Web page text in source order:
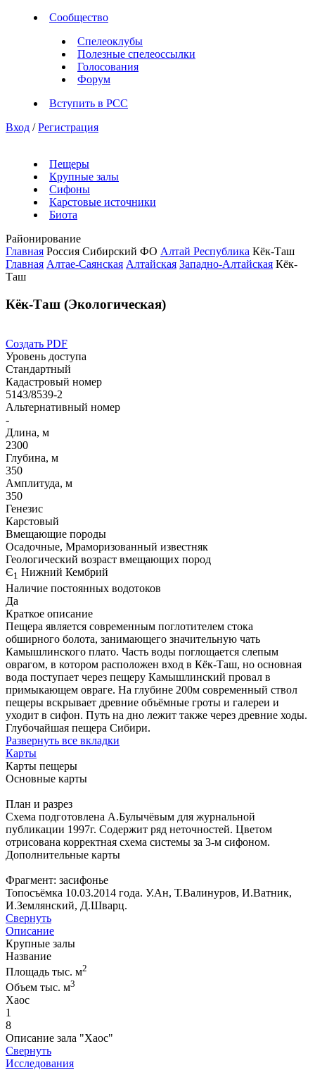
Сообщество
Спелеоклубы
Полезные спелеоссылки
Голосования
Форум
Вступить в РСС
Вход / Регистрация
Пещеры
Крупные залы
Сифоны
Карстовые источники
Биота
Районирование
Главная Россия Сибирский ФО Алтай Республика Кёк-Таш
Главная Алтае-Саянская Алтайская Западно-Алтайская Кёк-
Таш
Кёк-Таш (Экологическая)
Создать PDF
Уровень доступа
Стандартный
Кадастровый номер
5143/8539-2
Альтернативный номер
-
Длина, м
2300
Глубина, м
350
Амплитуда, м
350
Генезис
Карстовый
Вмещающие породы
Осадочные, Мраморизованный известняк
Геологический возраст вмещающих пород
Є1 Нижний Кембрий
Наличие постоянных водотоков
Да
Краткое описание
Пещера является современным поглотителем стока
обширного болота, занимающего значительную чать
Камышлинского плато. Часть воды поглощается слепым
оврагом, в котором расположен вход в Кёк-Таш, но основная
вода поступает через пещеру Камышлинский провал в
примыкающем овраге. На глубине 200м современный ствол
пещеры вскрывает древние объёмные гроты и галереи и
уходит в сифон. Путь на дно лежит также через древние ходы.
Глубочайшая пещера Сибири.
Развернуть все вкладки
Карты
Карты пещеры
Основные карты
План и разрез
Схема подготовлена А.Булычёвым для журнальной
публикации 1997г. Содержит ряд неточностей. Цветом
отрисована корректная схема системы за 3-м сифоном.
Дополнительные карты
Фрагмент: засифонье
Топосъёмка 10.03.2014 года. У.Ан, Т.Валинуров, И.Ватник,
И.Землянский, Д.Шварц.
Свернуть
Описание
Крупные залы
Название
Площадь тыс. м2
Объем тыс. м3
Хаос
1
8
Описание зала "Хаос"
Свернуть
Исследования